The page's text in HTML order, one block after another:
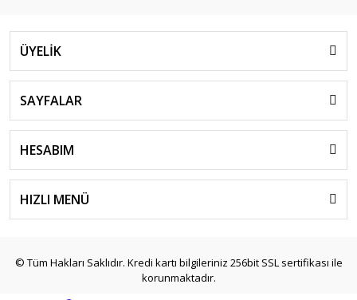
ÜYELİK
SAYFALAR
HESABIM
HIZLI MENÜ
© Tüm Hakları Saklıdır. Kredi kartı bilgileriniz 256bit SSL sertifikası ile
korunmaktadır.